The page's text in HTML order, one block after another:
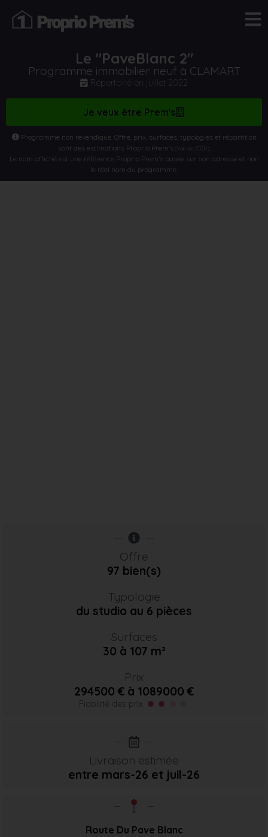
Le "PaveBlanc 2"
Programme immobilier neuf à CLAMART
Répertorié en juillet 2022
Je veux être Prem's
Programme non revendiqué. Offre, prix, surfaces, typologies et répartition
sont des estimations Proprio Prem’s(Voir nos CGU)
Le nom affiché est une référence Proprio Prem’s basée sur son adresse et non
le réel nom du programme.
Offre
97 bien(s)
Typologie
du studio au 6 pièces
Surfaces
30 à 107 m²
Prix
294500 € à 1089000 €
Fiabilité des prix
Livraison estimée
entre mars-26 et juil-26
Route Du Pave Blanc